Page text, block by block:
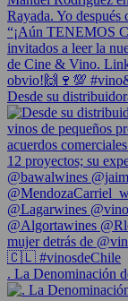
Desde su
. La Denominación